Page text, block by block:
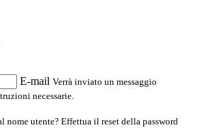
E-mail Verrà inviato un messaggio
necessarie.
nome utente? Effettua il reset della password